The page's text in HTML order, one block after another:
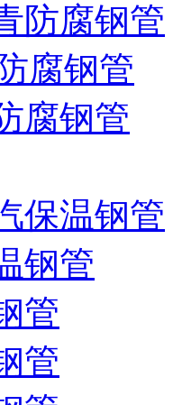
防腐钢管
腐钢管
腐钢管
保温钢管
钢管
管
管